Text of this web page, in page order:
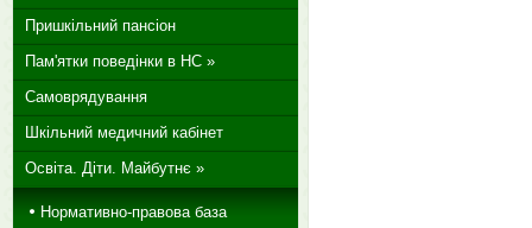
Пришкільний пансіон
Пам'ятки поведінки в НС »
Самоврядування
Шкільний медичний кабінет
Освіта. Діти. Майбутнє »
Нормативно-правова база